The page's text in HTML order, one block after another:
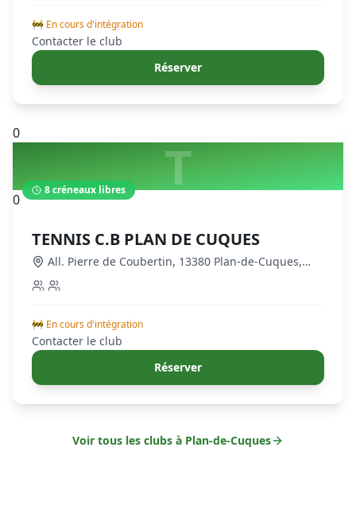
🚧 En cours d'intégration
Contacter le club
Réserver
0
T
0
8créneaux libres
TENNIS C.B PLAN DE CUQUES
All. Pierre de Coubertin, 13380 Plan-de-Cuques,
France
🚧 En cours d'intégration
Contacter le club
Réserver
Voir tous les clubs à Plan-de-Cuques